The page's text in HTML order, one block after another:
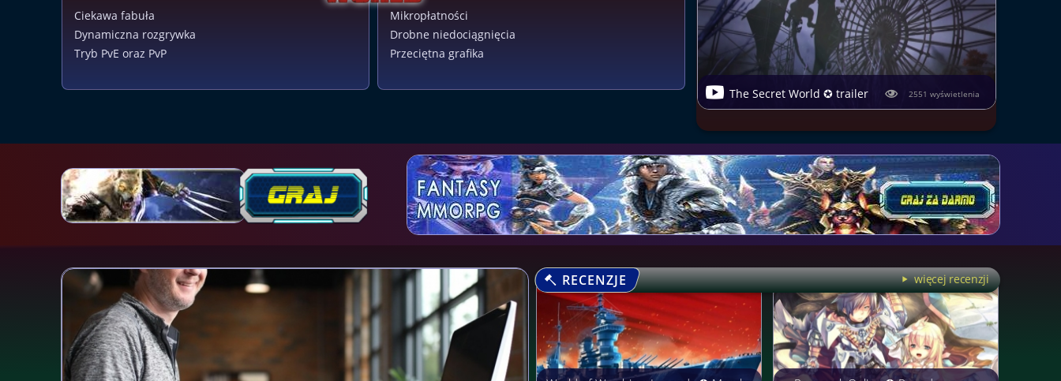
Ciekawa fabuła
Dynamiczna rozgrywka
Tryb PvE oraz PvP
Mikropłatności
Drobne niedociągnięcia
Przeciętna grafika
The Secret World ✪ trailer 2551 wyświetlenia
RECENZJE więcej recenzji